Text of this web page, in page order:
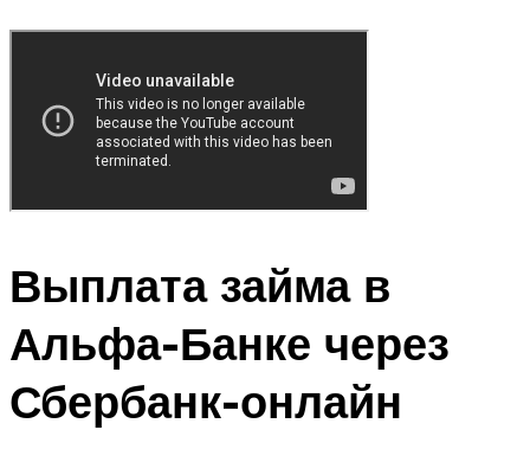
Выплата займа в
Альфа-Банке через
Сбербанк-онлайн